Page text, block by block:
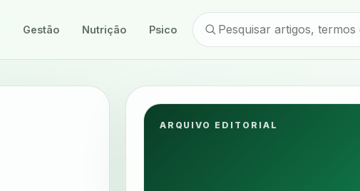
Gestão Nutrição Psicologia Método editorial
ARQUIVO EDITORIAL